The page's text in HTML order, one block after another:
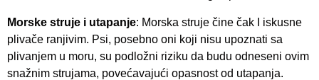
Morske struje i utapanje: Morska struje čine čak I iskusne
plivače ranjivim. Psi, posebno oni koji nisu upoznati sa
plivanjem u moru, su podložni riziku da budu odneseni ovim
snažnim strujama, povećavajući opasnost od utapanja.